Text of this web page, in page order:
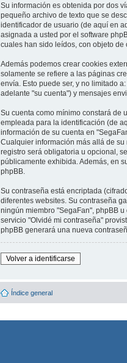
Su información es obtenida por dos
pequeño archivo de texto que se
identificador de usuario (de aquí en
asignada a usted por el software
cuales han sido leídos, con objeto de
Además podemos crear cookies
solamente se refiere a las páginas
envía. Esto puede ser, y no limitado
adelante "su cuenta") y mensajes
Su cuenta como mínimo constará de
empleada para la identificación (de
información de su cuenta en
Cualquier información más allá de
registro será obligatoria u opcional,
públicamente exhibida. Además, en
phpBB.
Su contraseña está encriptada
diferentes websites. Su contraseña
ningún miembro "SegaFan", phpBB
servicio "Olvidé mi contraseña"
phpBB generará una nueva
Volver a identificarse
Índice general